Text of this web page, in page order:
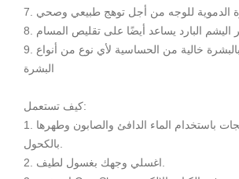
الدموية للوجه من أجل توهج طبيعي وصحي
اليشم البارد يساعد أيضًا على تقليص المسام
9. علاج مثالي للعناية بالبشرة خالية من الحساسية لأي نوع من أنواع
البشرة
كيف تستعمل:
1. نظف جميع المنتجات باستخدام الماء الدافئ والصابون وطهرها